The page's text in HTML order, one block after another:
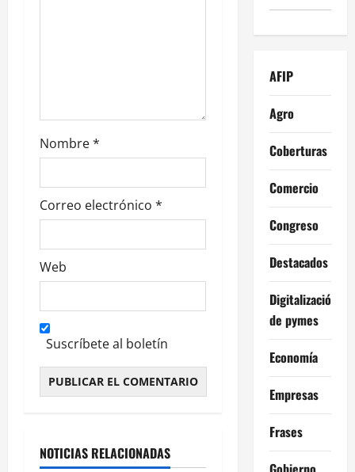
d
a
s
Nombre*
Correo electrónico *
Web
Suscríbete al boletín
NOTICIAS RELACIONADAS
AFIP
Agro
Coberturas
Comercio
Congreso
Destacados
Digitalización
de pymes
Economía
Empresas
Frases